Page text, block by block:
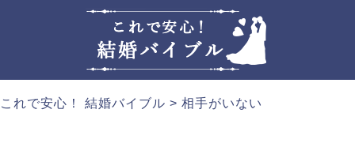
これで安心！ 結婚バイブル > 相手がいない